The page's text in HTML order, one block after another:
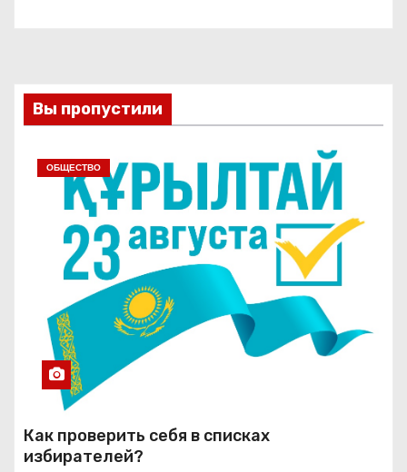
Вы пропустили
ОБЩЕСТВО
Как проверить себя в списках
избирателей?